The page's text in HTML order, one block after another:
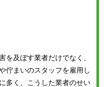
を及ぼす業者だけでなく、
佇まいのスタッフを雇用し
多く、こうした業者のせい